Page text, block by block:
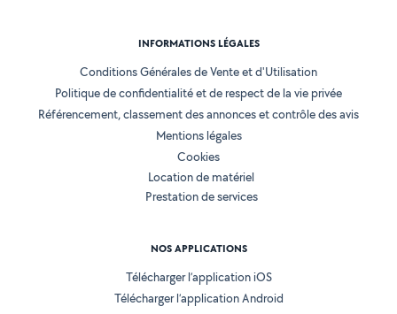
INFORMATIONS LÉGALES
Conditions Générales de Vente et d'Utilisation
Politique de confidentialité et de respect de la vie privée
Référencement, classement des annonces et contrôle des avis
Mentions légales
Cookies
Location de matériel
Prestation de services
NOS APPLICATIONS
Télécharger l’application iOS
Télécharger l’application Android